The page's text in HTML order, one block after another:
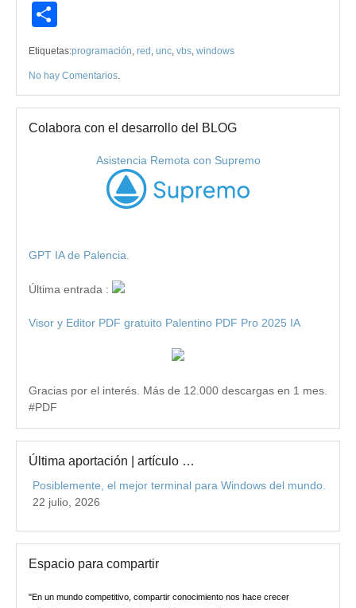
Etiquetas:programación, red , unc, vbs, windows
No hay Comentarios.
Colabora con el desarrollo del BLOG
Asistencia Remota con Supremo
GPT IA de Palencia.
Última entrada :
Visor y Editor PDF gratuito Palentino PDF Pro 2025 IA
Gracias por el interés. Más de 12.000 descargas en 1 mes.
#PDF
Última aportación | artículo …
Posiblemente, el mejor terminal para Windows del mundo.
22 julio, 2026
Espacio para compartir
"En un mundo competitivo, compartir conocimiento nos hace crecer